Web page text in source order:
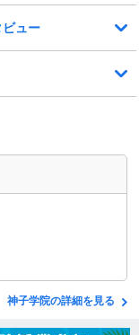
ュー
神子学院の詳細を見る